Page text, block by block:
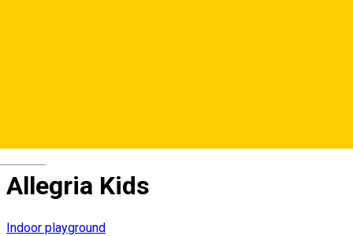
Allegria Kids
Indoor playground